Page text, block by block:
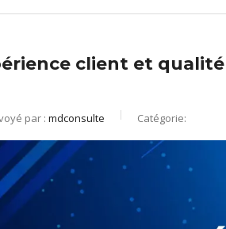
client et
par : mdconsulte Catégorie: